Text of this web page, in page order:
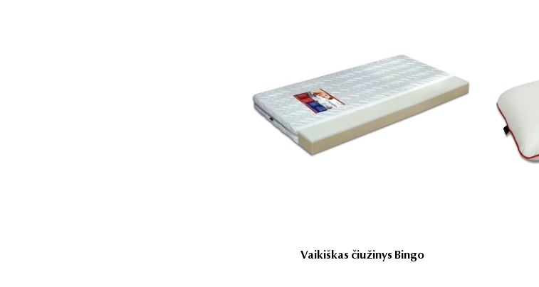
Vaikiškas čiužinys Bingo